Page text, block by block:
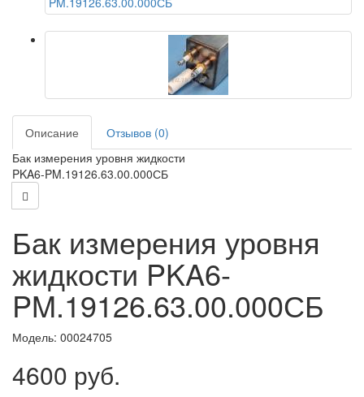
Описание
Отзывов (0)
Бак измерения уровня жидкости
PKA6-PM.19126.63.00.000СБ
Бак измерения уровня
жидкости PKA6-
PM.19126.63.00.000СБ
Модель: 00024705
4600 руб.